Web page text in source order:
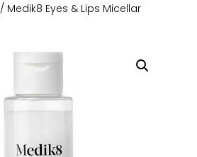
/ Medik8 Eyes & Lips Micellar